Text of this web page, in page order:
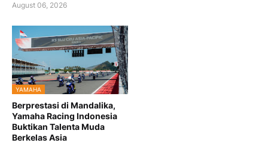
August 06, 2026
YAMAHA
Berprestasi di Mandalika,
Yamaha Racing Indonesia
Buktikan Talenta Muda
Berkelas Asia